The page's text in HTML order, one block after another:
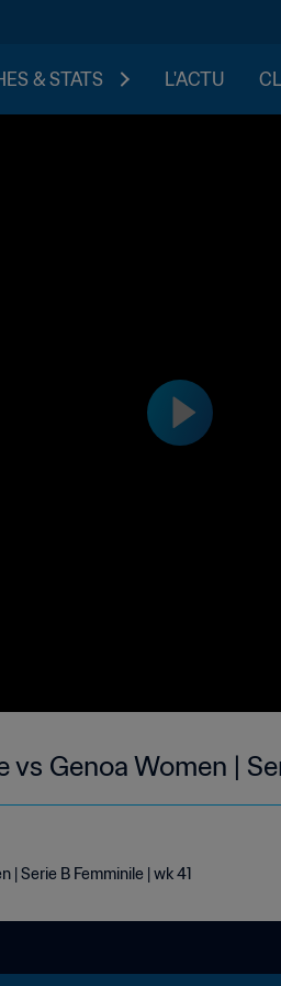
& STATS L'ACTU
vs Genoa Women |
| Serie B Femminile | wk 41